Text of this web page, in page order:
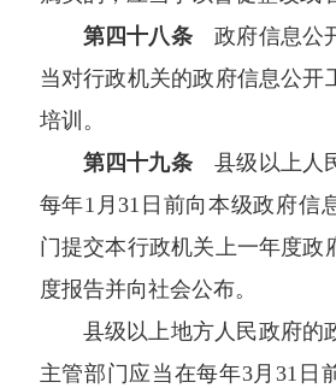
第四十八条政府信息公
当对行政机关的政府信息公开
培训。
第四十九条县级以上人
每年1月31日前向本级政府信
门提交本行政机关上一年度政
度报告并向社会公布。
县级以上地方人民政府的
主管部门应当在每年3月31日